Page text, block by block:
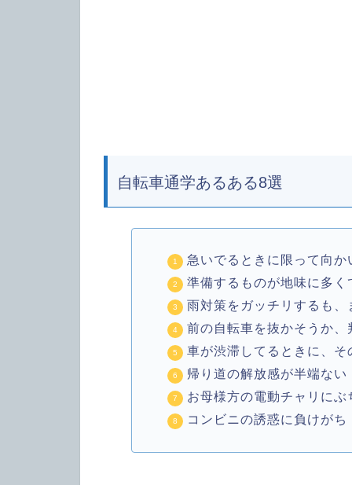
自転車通学あるある8選
急いでるときに限って向か
準備するものが地味に多く
雨対策をガッチリするも
前の自転車を抜かそうか、
車が渋滞してるときに、そ
帰り道の解放感が半端ない
お母様方の電動チャリにぶ
コンビニの誘惑に負けがち